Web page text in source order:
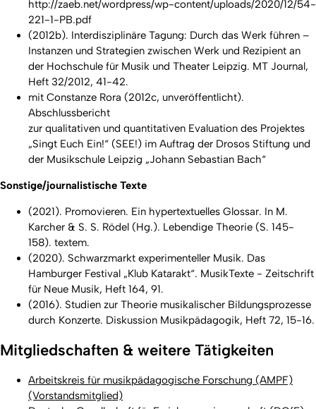
http://zaeb.net/wordpress/wp-content/uploads/2020/12/54-
221-1-PB.pdf
(2012b). Interdisziplinäre Tagung: Durch das Werk führen –
Instanzen und Strategien zwischen Werk und Rezipient an
der Hochschule für Musik und Theater Leipzig. MT Journal,
Heft 32/2012, 41-42.
mit Constanze Rora (2012c, unveröffentlicht).
Abschlussbericht
zur qualitativen und quantitativen Evaluation des Projektes
„Singt Euch Ein!“ (SEE!) im Auftrag der Drosos Stiftung und
der Musikschule Leipzig „Johann Sebastian Bach“
Sonstige/journalistische Texte
(2021). Promovieren. Ein hypertextuelles Glossar. In M.
Karcher & S. S. Rödel (Hg.). Lebendige Theorie (S. 145-
158). textem.
(2020). Schwarzmarkt experimenteller Musik. Das
Hamburger Festival „Klub Katarakt“. MusikTexte - Zeitschrift
für Neue Musik, Heft 164, 91.
(2016). Studien zur Theorie musikalischer Bildungsprozesse
durch Konzerte. Diskussion Musikpädagogik, Heft 72, 15-16.
Mitgliedschaften & weitere Tätigkeiten
Arbeitskreis für musikpädagogische Forschung (AMPF)
(Vorstandsmitglied)